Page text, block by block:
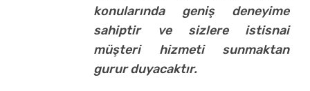
konularında geniş deneyime
sahiptir ve sizlere istisnai
müşteri hizmeti sunmaktan
gurur duyacaktır.